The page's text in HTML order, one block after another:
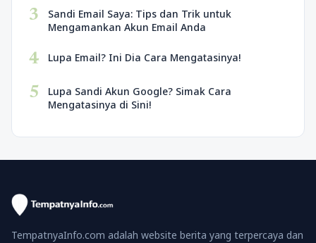
3
Sandi Email Saya: Tips dan Trik untuk
Mengamankan Akun Email Anda
4 Lupa Email? Ini Dia Cara Mengatasinya!
5
Lupa Sandi Akun Google? Simak Cara
Mengatasinya di Sini!
TempatnyaInfo.com adalah website berita yang terpercaya dan